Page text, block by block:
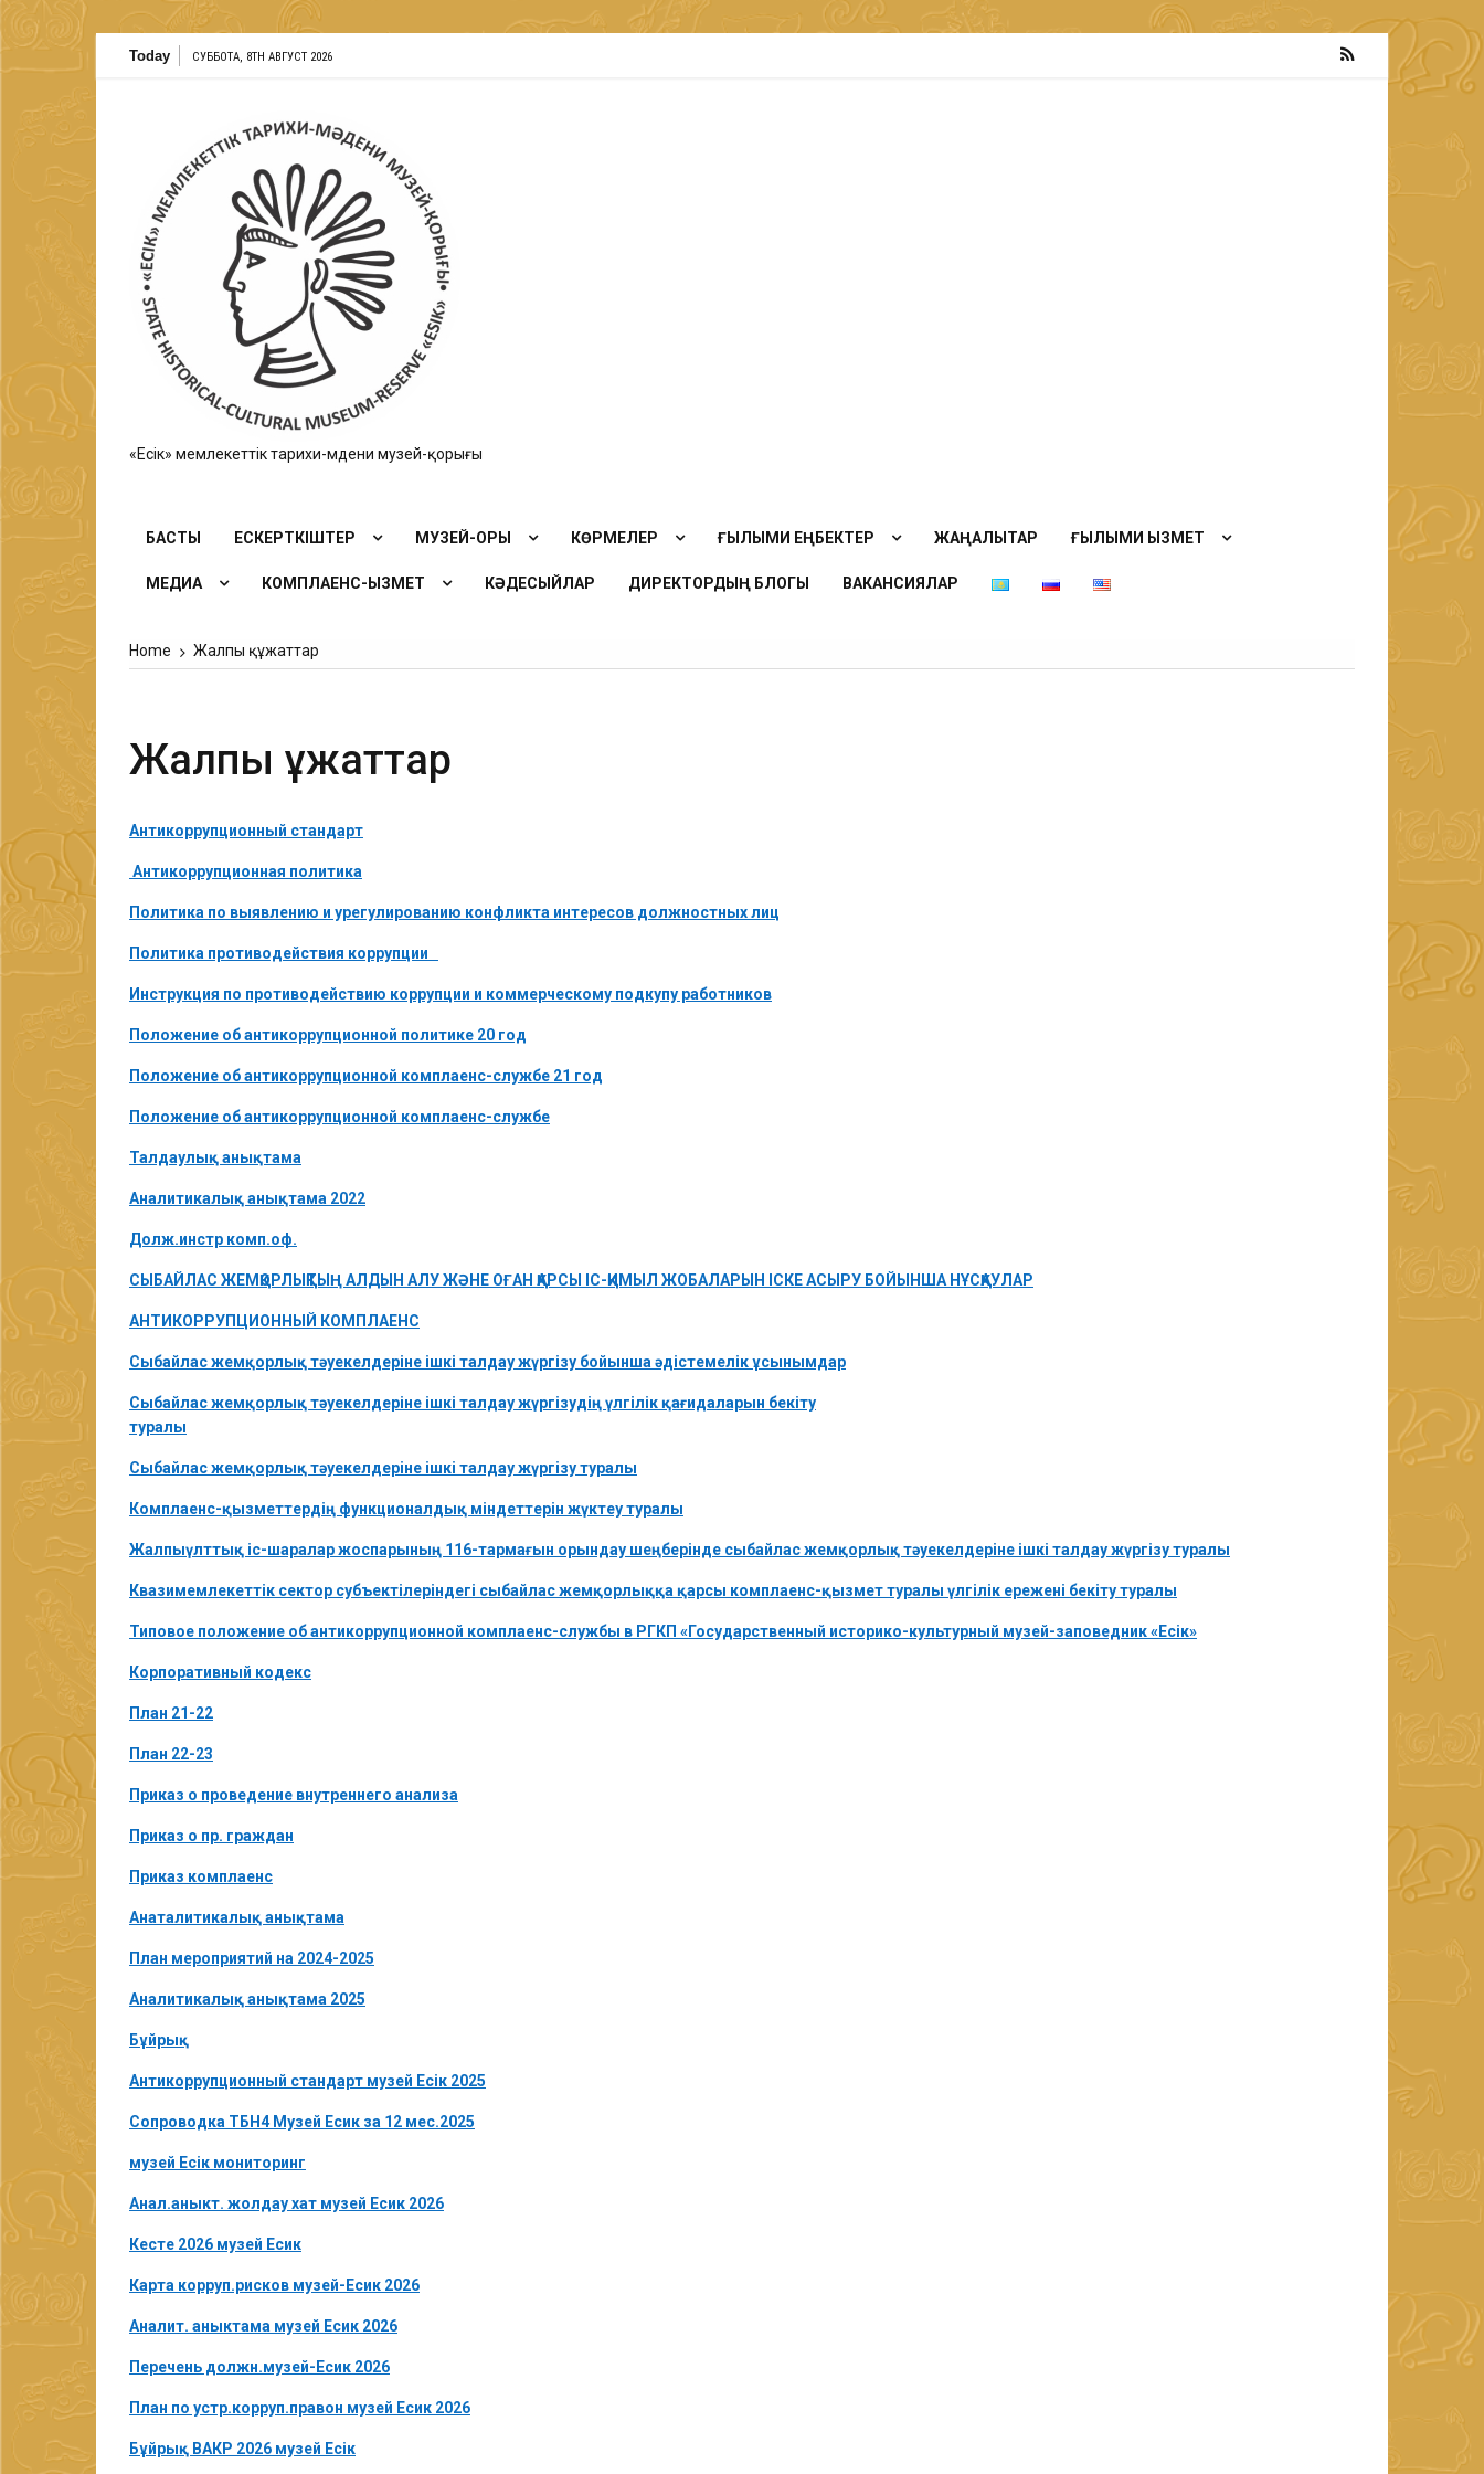
Today СУББОТА, 8TH АВГУСТ 2026
«Есік» мемлекеттік тарихи-мәдени музей-қорығы
БАСТЫ ЕСКЕРТКІШТЕР МУЗЕЙ-ҚОРЫҚ КӨРМЕЛЕР ҒЫЛЫМИ ЕҢБЕКТЕР ЖАҢАЛЫҚТАР ҒЫЛЫМИ ҚЫЗМЕТ
МЕДИА КОМПЛАЕНС-ҚЫЗМЕТ КӘДЕСЫЙЛАР ДИРЕКТОРДЫҢ БЛОГЫ ВАКАНСИЯЛАР
Home Жалпы құжаттар
Жалпы құжаттар
Антикоррупционный стандарт
Антикоррупционная политика
Политика по выявлению и урегулированию конфликта интересов должностных лиц
Политика противодействия коррупции
Инструкция по противодействию коррупции и коммерческому подкупу работников
Положение об антикоррупционной политике 20 год
Положение об антикоррупционной комплаенс-службе 21 год
Положение об антикоррупционной комплаенс-службе
Талдаулық анықтама
Аналитикалық анықтама 2022
Долж.инстр комп.оф.
СЫБАЙЛАС ЖЕМҚОРЛЫҚТЫҢ АЛДЫН АЛУ ЖӘНЕ ОҒАН ҚАРСЫ ІС-ҚИМЫЛ ЖОБАЛАРЫН ІСКЕ АСЫРУ БОЙЫНША НҰСҚАУЛАР
АНТИКОРРУПЦИОННЫЙ КОМПЛАЕНС
Сыбайлас жемқорлық тәуекелдеріне ішкі талдау жүргізу бойынша әдістемелік ұсынымдар
Сыбайлас жемқорлық тәуекелдеріне ішкі талдау жүргізудің үлгілік қағидаларын бекіту
туралы
Сыбайлас жемқорлық тәуекелдеріне ішкі талдау жүргізу туралы
Комплаенс-қызметтердің функционалдық міндеттерін жүктеу туралы
Жалпыүлттық іс-шаралар жоспарының 116-тармағын орындау шеңберінде сыбайлас жемқорлық тәуекелдеріне ішкі талдау жүргізу туралы
Квазимемлекеттік сектор субъектілеріндегі сыбайлас жемқорлыққа қарсы комплаенс-қызмет туралы үлгілік ережені бекіту туралы
Типовое положение об антикоррупционной комплаенс-службы в РГКП «Государственный историко-культурный музей-заповедник «Есік»
Корпоративный кодекс
План 21-22
План 22-23
Приказ о проведение внутреннего анализа
Приказ о пр. граждан
Приказ комплаенс
Анаталитикалық анықтама
План мероприятий на 2024-2025
Аналитикалық анықтама 2025
Бұйрық
Антикоррупционный стандарт музей Есік 2025
Сопроводка ТБН4 Музей Есик за 12 мес.2025
музей Есік мониторинг
Анал.аныкт. жолдау хат музей Есик 2026
Кесте 2026 музей Есик
Карта корруп.рисков музей-Есик 2026
Аналит. аныктама музей Есик 2026
Перечень должн.музей-Есик 2026
План по устр.корруп.правон музей Есик 2026
Бұйрық ВАКР 2026 музей Есік